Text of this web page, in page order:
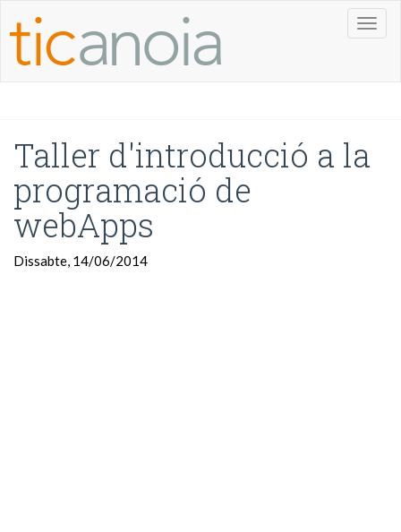
Taller d'introducció a la
programació de
webApps
Dissabte, 14/06/2014